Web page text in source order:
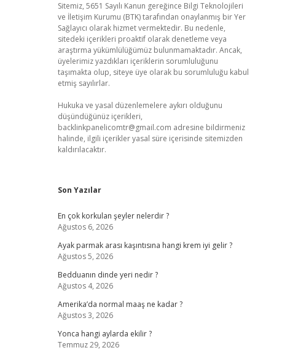
Sitemiz, 5651 Sayılı Kanun gereğince Bilgi Teknolojileri
ve İletişim Kurumu (BTK) tarafından onaylanmış bir Yer
Sağlayıcı olarak hizmet vermektedir. Bu nedenle,
sitedeki içerikleri proaktif olarak denetleme veya
araştırma yükümlülüğümüz bulunmamaktadır. Ancak,
üyelerimiz yazdıkları içeriklerin sorumluluğunu
taşımakta olup, siteye üye olarak bu sorumluluğu kabul
etmiş sayılırlar.
Hukuka ve yasal düzenlemelere aykırı olduğunu
düşündüğünüz içerikleri,
backlinkpanelicomtr@gmail.com adresine bildirmeniz
halinde, ilgili içerikler yasal süre içerisinde sitemizden
kaldırılacaktır.
Son Yazılar
En çok korkulan şeyler nelerdir ?
Ağustos 6, 2026
Ayak parmak arası kaşıntısına hangi krem iyi gelir ?
Ağustos 5, 2026
Bedduanın dinde yeri nedir ?
Ağustos 4, 2026
Amerika’da normal maaş ne kadar ?
Ağustos 3, 2026
Yonca hangi aylarda ekilir ?
Temmuz 29, 2026